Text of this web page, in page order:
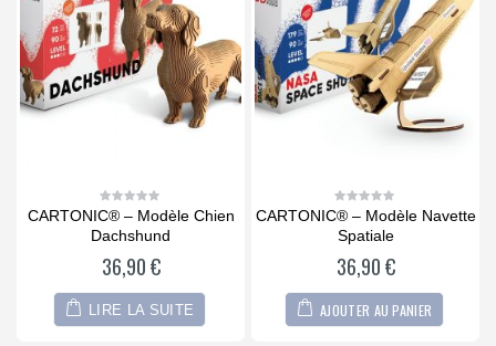
0
of
CARTONIC® – Modèle Chien
Dachshund
36,90€
LIRE LA SUITE
0
of
CARTONIC® – Modèle Navette
Spatiale
36,90€
AJOUTER AU PANIER